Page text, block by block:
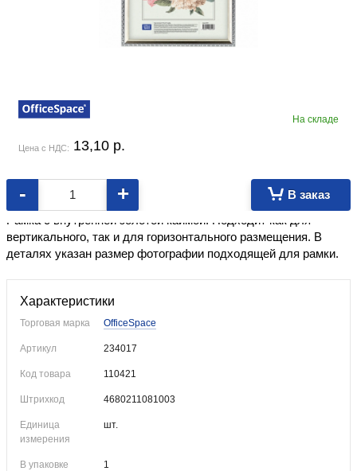
На складе
Цена с НДС: 13,10 p.
- + В заказ
Изготовлена из высококачественного пластика, со стеклом.
Рамка с внутренней золотой каймой. Подходит как для
вертикального, так и для горизонтального размещения. В
деталях указан размер фотографии подходящей для рамки.
Характеристики
Торговая марка OfficeSpace
Артикул 234017
Код товара 110421
Штрихкод 4680211081003
Единица
измерения
шт.
В упаковке 1